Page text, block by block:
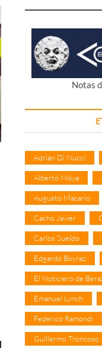
Notas
Adrián Di Nucci
Alberto Moya
Augusto Macario
Cacho Javier
Carlos Sueldo
Edgardo Boyraz
El Noticiero de
Emanuel Lynch
Federico Ramondi
Guillermo Troncoso